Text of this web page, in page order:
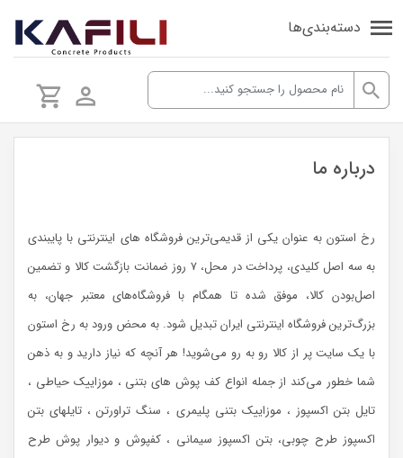
دسته‌بندی‌ها
درباره ما
رخ استون به عنوان یکی از قدیمی‌ترین فروشگاه های اینترنتی با پایبندی
به سه اصل کلیدی، پرداخت در محل، ۷ روز ضمانت بازگشت کالا و تضمین
اصل‌بودن کالا، موفق شده تا همگام با فروشگاه‌های معتبر جهان، به
بزرگ‌ترین فروشگاه اینترنتی ایران تبدیل شود. به محض ورود به رخ استون
با یک سایت پر از کالا رو به رو می‌شوید! هر آنچه که نیاز دارید و به ذهن
شما خطور می‌کند از جمله انواع کف پوش های بتنی ، موزاییک حیاطی ،
تایل بتن اکسپوز ، موزاییک بتنی پلیمری ، سنگ تراورتن ، تایلهای بتن
اکسپوز طرح چوبی، بتن اکسپوز سیمانی ، کفپوش و دیوار پوش طرح